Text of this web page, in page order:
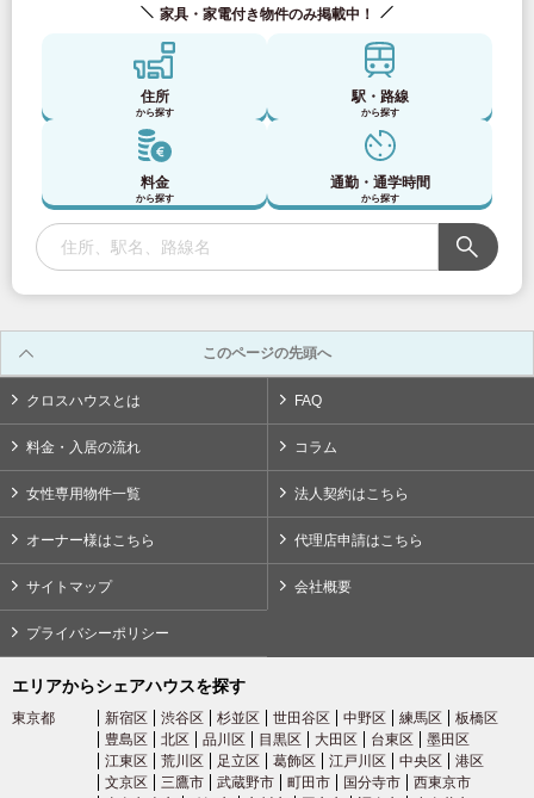
家具・家電付き物件のみ掲載中！
住所
から探す
駅・路線
から探す
料金
から探す
通勤・通学時間
から探す
お部屋探しのお客様専用
03-6712-4346
入居予定者様・入居者様専用
03-6712-4344
このページの先頭へ
クロスハウスとは FAQ
料金・入居の流れ コラム
女性専用物件一覧 法人契約はこちら
オーナー様はこちら 代理店申請はこちら
サイトマップ 会社概要
プライバシーポリシー
エリアからシェアハウスを探す
東京都 新宿区 渋谷区 杉並区 世田谷区 中野区 練馬区
板橋区
豊島区
北区 品川区 目黒区 大田区 台東区
墨田区
江東区
荒川区 足立区 葛飾区 江戸川区 中央区
港区
文京区
三鷹市 武蔵野市 町田市 国分寺市
西東京市